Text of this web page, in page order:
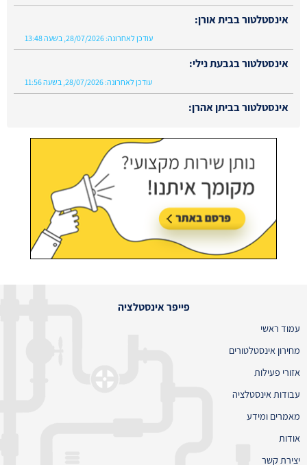
אינסטלטור בבית אורן:
עודכן לאחרונה: 28/07/2026, בשעה 13:48
אינסטלטור בגבעת נילי:
עודכן לאחרונה: 28/07/2026, בשעה 11:56
אינסטלטור בביתן אהרן:
פייפר אינסטלציה
עמוד ראשי
מחירון אינסטלטורים
אזורי פעילות
עבודות אינסטלציה
מאמרים ומידע
אודות
יצירת קשר